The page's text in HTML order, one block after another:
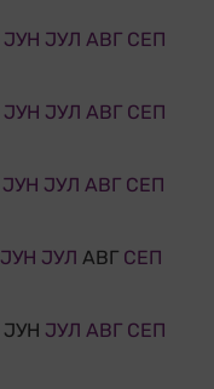
ЈУН ЈУЛ АВГ СЕП
ЈУН ЈУЛ АВГ СЕП
ЈУН ЈУЛ АВГ СЕП
ЈУН ЈУЛ АВГ СЕП
ЈУН ЈУЛ АВГ СЕП